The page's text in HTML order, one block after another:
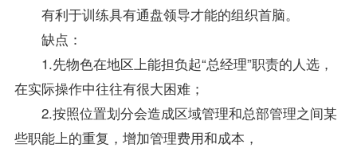
有利于训练具有通盘领导才能的组织首脑。
缺点：
1.先物色在地区上能担负起“总经理”职责的人选，
在实际操作中往往有很大困难；
2.按照位置划分会造成区域管理和总部管理之间某
些职能上的重复，增加管理费用和成本，